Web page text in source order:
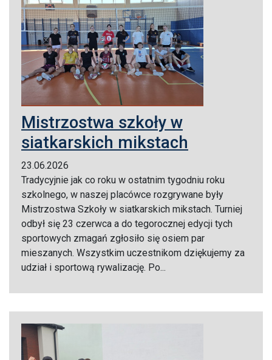
Mistrzostwa szkoły w
siatkarskich mikstach
23.06.2026
Tradycyjnie jak co roku w ostatnim tygodniu roku
szkolnego, w naszej placówce rozgrywane były
Mistrzostwa Szkoły w siatkarskich mikstach. Turniej
odbył się 23 czerwca a do tegorocznej edycji tych
sportowych zmagań zgłosiło się osiem par
mieszanych. Wszystkim uczestnikom dziękujemy za
udział i sportową rywalizację. Po...